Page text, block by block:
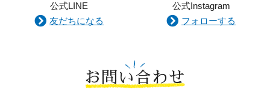
公式LINE
友だちになる
公式Instagram
フォローする
お問い合わせ